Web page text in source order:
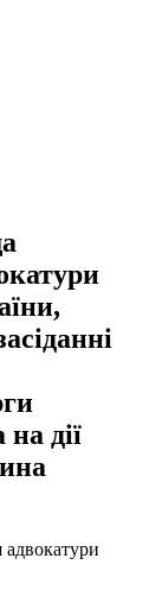
дії
адвокатури